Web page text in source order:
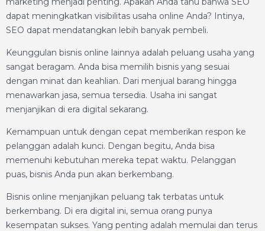
dapat meningkatkan visibilitas usaha online Anda? Intinya,
SEO dapat mendatangkan lebih banyak pembeli.
Keunggulan bisnis online lainnya adalah peluang usaha yang
sangat beragam. Anda bisa memilih bisnis yang sesuai
dengan minat dan keahlian. Dari menjual barang hingga
menawarkan jasa, semua tersedia. Usaha ini sangat
menjanjikan di era digital sekarang.
Kemampuan untuk dengan cepat memberikan respon ke
pelanggan adalah kunci. Dengan begitu, Anda bisa
memenuhi kebutuhan mereka tepat waktu. Pelanggan
puas, bisnis Anda pun akan berkembang.
Bisnis online menjanjikan peluang tak terbatas untuk
berkembang. Di era digital ini, semua orang punya
kesempatan sukses. Yang penting adalah memulai dan terus